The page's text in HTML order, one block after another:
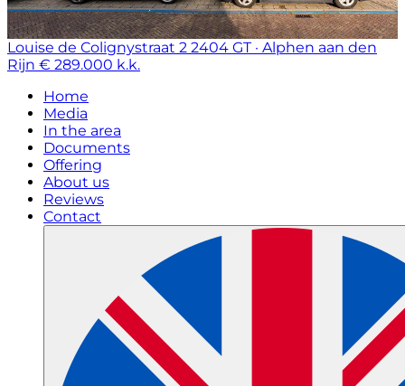
Louise de Colignystraat 2 2404 GT · Alphen aan den
Rijn € 289.000 k.k.
Home
Media
In the area
Documents
Offering
About us
Reviews
Contact